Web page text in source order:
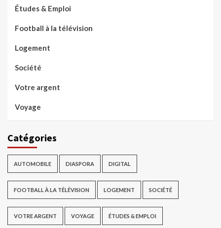
Études & Emploi
Football à la télévision
Logement
Société
Votre argent
Voyage
Catégories
AUTOMOBILE DIASPORA DIGITAL
FOOTBALL À LA TÉLÉVISION LOGEMENT SOCIÉTÉ
VOTRE ARGENT VOYAGE ÉTUDES & EMPLOI